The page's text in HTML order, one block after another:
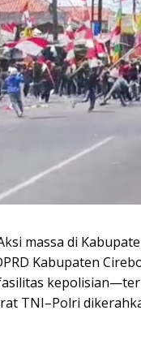
massa di
Kabupaten
TNI–Polri